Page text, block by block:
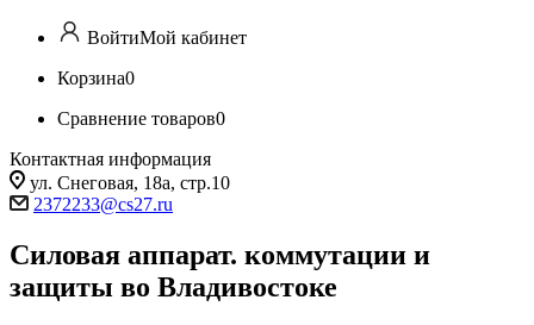
ВойтиМой кабинет
Корзина0
Сравнение товаров0
Контактная информация
ул. Снеговая, 18а, стр.10
2372233@cs27.ru
Силовая аппарат. коммутации и
защиты во Владивостоке